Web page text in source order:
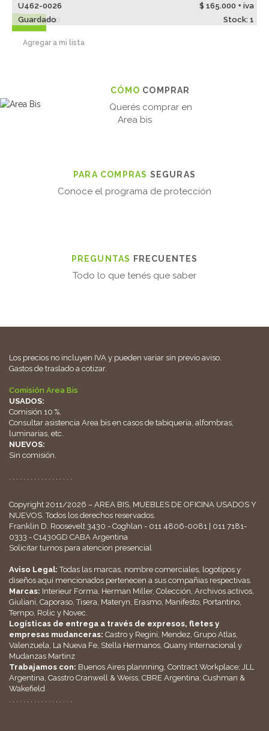
Usado
U462-0026
$ 165.000 + iva
Guardado
Stock: 1
Agregar a mi lista
CÓMO COMPRAR
Querés comprar en
Area bis
PARA COMPRAS SEGURAS
Conoce el programa de protección
PREGUNTAS FRECUENTES
Todo lo que tenés que saber
Los precios no incluyen IVA y pueden variar sin previo aviso.
Gastos de traslado a cotizar.
Comisión Area Bis
USADOS:
Comisión 10 %.
Consultar asistencia Area bis en casos de tabiquería, alfombras,
luminarias, etc.
NUEVOS:
Sin comisión.
Copyright 2011/2026 – AREA BIS, MUEBLES DE OFICINA USADOS Y
NUEVOS. Todos los derechos reservados.
Franklin D. Roosevelt 3430 - Coghlan - 011 4806-0081 | 011 7181-
0333 - C1430GD CABA Argentina
Solicitar turnos para atencion presencial
Aviso Legal: Todas las marcas, nombre comerciales, logotipos y
diseños aquí mencionados pertenecen a sus compañias respectivas.
Marcas: Interieur Forma, Herman Miller, Colección, Archivos activos,
Giuliani, Caporaso, Tisera, Materyn, Erasmo, Manifesto, Portantino,
Tempo, Rolic y Novec.
Logísticas de entrega a través de expresos, fletes y
empresas mudanceras: Castro y Regini, Mendez, Grupo Atlas,
Valenzuela, La Nueva Fe, Stella Hermanos, Quany Internacional y
Mudanzas Martinz
Trabajamos con: Buenos Aires plannning, Contract Workplace; JLL
Argentina, Casstro Cranwell & Weiss, CBRE Argentina; Cushman &
Wakefield